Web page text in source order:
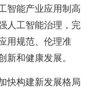
智能产业应用制高
人工智能治理，完
用规范、伦理准
新和健康发展。
快构建新发展格局